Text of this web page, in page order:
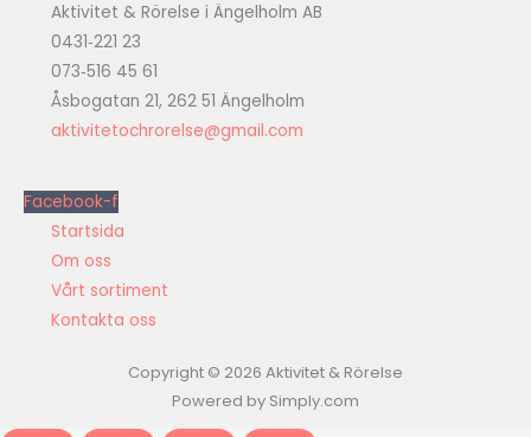
Aktivitet & Rörelse i Ängelholm AB
0431‑221 23
073‑516 45 61
Åsbogatan 21, 262 51 Ängelholm
aktivitetochrorelse@gmail.com
Facebook-f
Startsida
Om oss
Vårt sortiment
Kontakta oss
Copyright © 2026 Aktivitet & Rörelse
Powered by Simply.com